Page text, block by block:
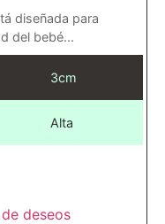
diseñada para
del bebé...
3cm
Alta
deseos